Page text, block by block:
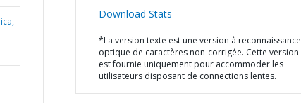
Download Stats
*La version texte est une version à reconnaissance
optique de caractères non-corrigée. Cette version
est fournie uniquement pour accommoder les
utilisateurs disposant de connections lentes.